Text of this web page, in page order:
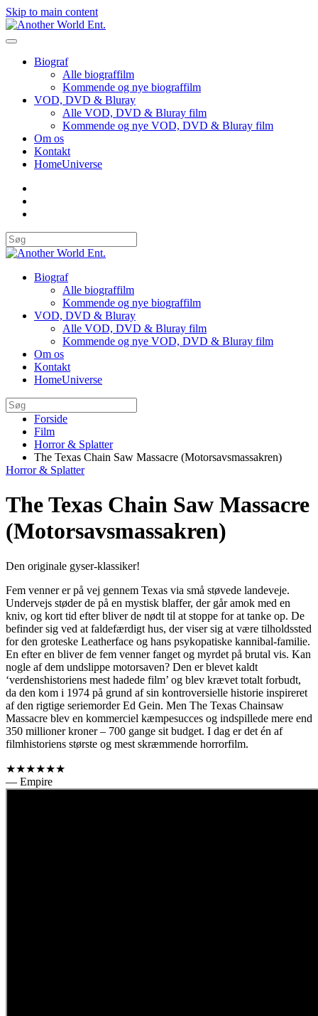
Skip to main content
Biograf
Alle biograffilm
Kommende og nye biograffilm
VOD, DVD & Bluray
Alle VOD, DVD & Bluray film
Kommende og nye VOD, DVD & Bluray film
Om os
Kontakt
HomeUniverse
Biograf
Alle biograffilm
Kommende og nye biograffilm
VOD, DVD & Bluray
Alle VOD, DVD & Bluray film
Kommende og nye VOD, DVD & Bluray film
Om os
Kontakt
HomeUniverse
Forside
Film
Horror & Splatter
The Texas Chain Saw Massacre (Motorsavsmassakren)
Horror & Splatter
The Texas Chain Saw Massacre
(Motorsavsmassakren)
Den originale gyser-klassiker!
Fem venner er på vej gennem Texas via små støvede landeveje.
Undervejs støder de på en mystisk blaffer, der går amok med en
kniv, og kort tid efter bliver de nødt til at stoppe for at tanke op. De
befinder sig ved at faldefærdigt hus, der viser sig at være tilholdssted
for den groteske Leatherface og hans psykopatiske kannibal-familie.
En efter en bliver de fem venner fanget og myrdet på brutal vis. Kan
nogle af dem undslippe motorsaven? Den er blevet kaldt
‘verdenshistoriens mest hadede film’ og blev krævet totalt forbudt,
da den kom i 1974 på grund af sin kontroversielle historie inspireret
af den rigtige seriemorder Ed Gein. Men The Texas Chainsaw
Massacre blev en kommerciel kæmpesucces og indspillede mere end
350 millioner kroner – 700 gange sit budget. I dag er det én af
filmhistoriens største og mest skræmmende horrorfilm.
★★★★★★
— Empire